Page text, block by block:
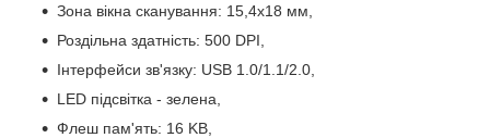
Зона вікна сканування: 15,4x18 мм,
Роздільна здатність: 500 DPI,
Інтерфейси зв'язку: USB 1.0/1.1/2.0,
LED підсвітка - зелена,
Флеш пам'ять: 16 KB,